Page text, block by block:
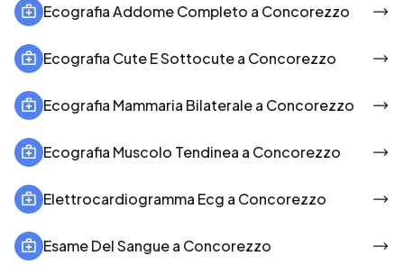
Ecografia Addome Completo a Concorezzo
Ecografia Cute E Sottocute a Concorezzo
Ecografia Mammaria Bilaterale a Concorezzo
Ecografia Muscolo Tendinea a Concorezzo
Elettrocardiogramma Ecg a Concorezzo
Esame Del Sangue a Concorezzo